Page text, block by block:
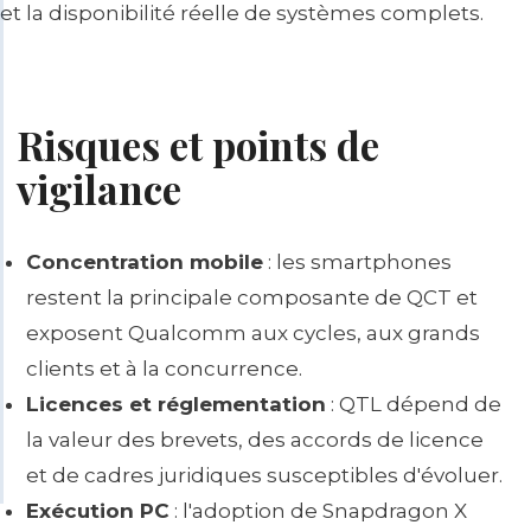
et la disponibilité réelle de systèmes complets.
Risques et points de
vigilance
Concentration mobile: les smartphones
restent la principale composante de QCT et
exposent Qualcomm aux cycles, aux grands
clients et à la concurrence.
Licences et réglementation : QTL dépend de
la valeur des brevets, des accords de licence
et de cadres juridiques susceptibles d'évoluer.
Exécution PC : l'adoption de Snapdragon X